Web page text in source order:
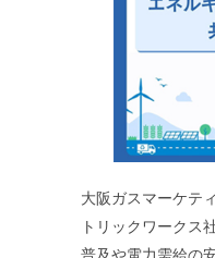
大阪ガスマーケテ
トリックワークス